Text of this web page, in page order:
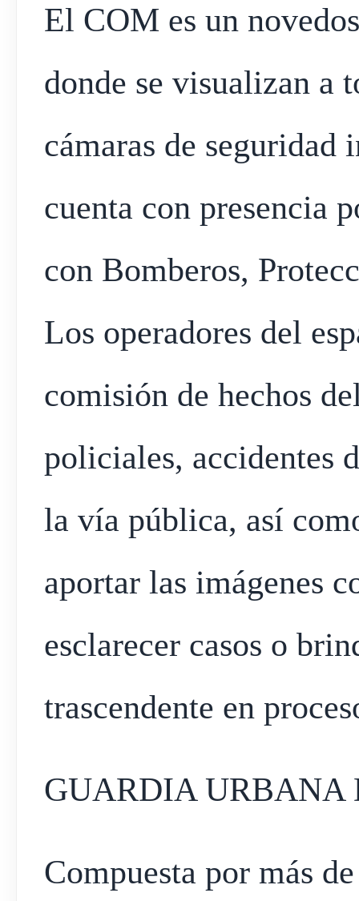
El COM es un
donde se visualizan a
cámaras de seguridad
cuenta con presencia
con Bomberos,
Los operadores del
comisión de hechos
policiales, accidentes
la vía pública, así
aportar las imágenes
esclarecer casos o
trascendente en
GUARDIA URBANA
Compuesta por más